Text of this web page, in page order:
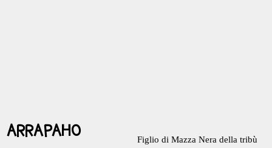
ARRAPAHO
Figlio di Mazza Nera della tribù